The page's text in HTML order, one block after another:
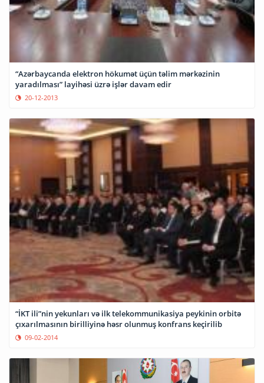
“Azərbaycanda elektron hökumət üçün təlim mərkəzinin
yaradılması” layihəsi üzrə işlər davam edir
20-12-2013
“İKT ili”nin yekunları və ilk telekommunikasiya peykinin orbitə
çıxarılmasının birilliyinə həsr olunmuş konfrans keçirilib
09-02-2014